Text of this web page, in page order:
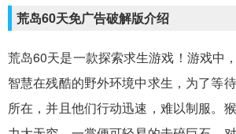
荒岛60天免广告破解版介绍
荒岛60天是一款探索求生游戏！游戏中
智慧在残酷的野外环境中求生，为了等
所在，并且他们行动迅速，难以制服。